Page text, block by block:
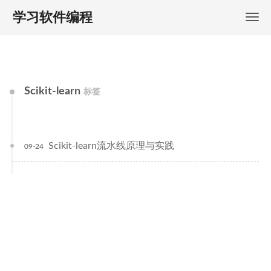
学习软件编程
Scikit-learn 标签
Scikit-learn流水线原理与实践
09-24